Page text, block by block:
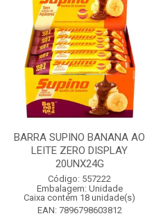
BARRA SUPINO BANANA AO
LEITE ZERO DISPLAY
20UNX24G
Código: 557222
Embalagem: Unidade
Caixa contém 18 unidade(s)
EAN: 7896798603812